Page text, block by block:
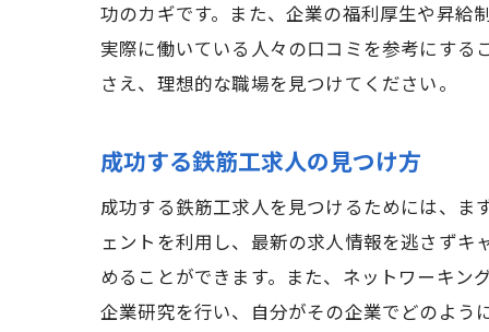
功のカギです。また、企業の福利厚生や昇給
実際に働いている人々の口コミを参考にす
さえ、理想的な職場を見つけてください。
成功する鉄筋工求人の見つけ方
成功する鉄筋工求人を見つけるためには、
ェントを利用し、最新の求人情報を逃さず
めることができます。また、ネットワーキ
企業研究を行い、自分がその企業でどのよ